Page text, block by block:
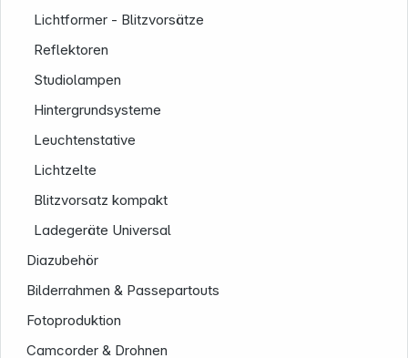
Lichtformer - Blitzvorsätze
Reflektoren
Studiolampen
Hintergrundsysteme
Leuchtenstative
Lichtzelte
Blitzvorsatz kompakt
Ladegeräte Universal
Diazubehör
Bilderrahmen & Passepartouts
Fotoproduktion
Camcorder & Drohnen
Rechtliches